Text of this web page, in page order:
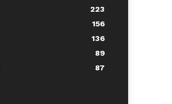
223
156
136
89
87